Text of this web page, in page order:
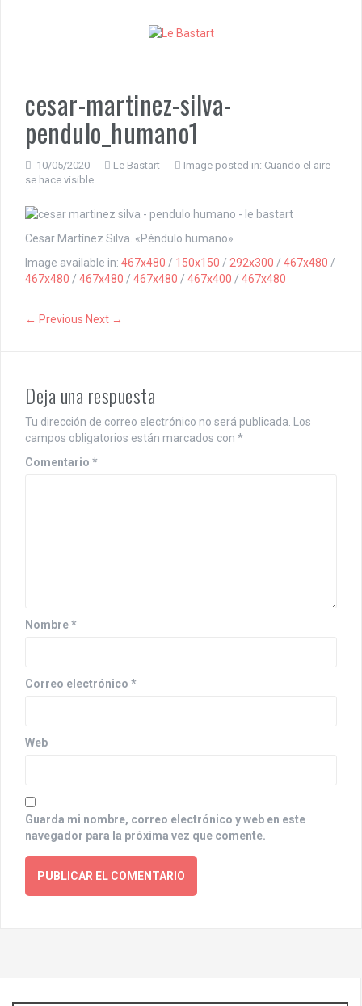
cesar-martinez-silva-
pendulo_humano1
10/05/2020 Le Bastart Image posted in: Cuando el aire
se hace visible
Cesar Martínez Silva. «Péndulo humano»
Image available in: 467x480 / 150x150 / 292x300 / 467x480 /
467x480 / 467x480 / 467x480 / 467x400 / 467x480
← Previous Next →
Deja una respuesta
Tu dirección de correo electrónico no será publicada. Los
campos obligatorios están marcados con *
Comentario *
Nombre*
Correo electrónico *
Web
Guarda mi nombre, correo electrónico y web en este
navegador para la próxima vez que comente.